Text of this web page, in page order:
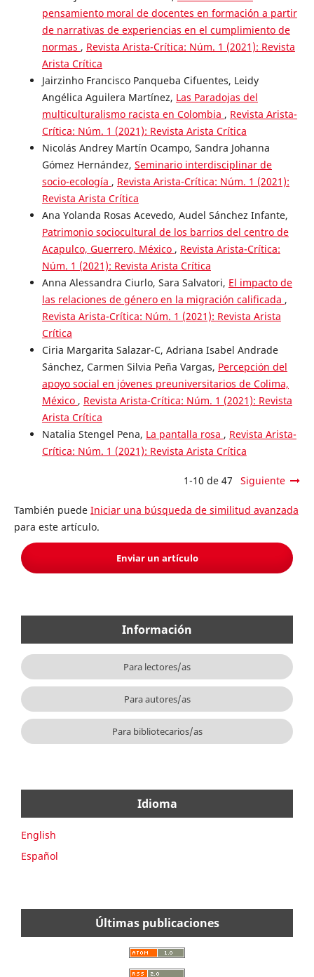
pensamiento moral de docentes en formación a partir
de narrativas de experiencias en el cumplimiento de
normas , Revista Arista-Crítica: Núm. 1 (2021): Revista
Arista Crítica
Jairzinho Francisco Panqueba Cifuentes, Leidy
Angélica Aguilera Martínez, Las Paradojas del
multiculturalismo racista en Colombia , Revista Arista-
Crítica: Núm. 1 (2021): Revista Arista Crítica
Nicolás Andrey Martín Ocampo, Sandra Johanna
Gómez Hernández, Seminario interdisciplinar de
socio-ecología , Revista Arista-Crítica: Núm. 1 (2021):
Revista Arista Crítica
Ana Yolanda Rosas Acevedo, Audel Sánchez Infante,
Patrimonio sociocultural de los barrios del centro de
Acapulco, Guerrero, México , Revista Arista-Crítica:
Núm. 1 (2021): Revista Arista Crítica
Anna Alessandra Ciurlo, Sara Salvatori, El impacto de
las relaciones de género en la migración calificada ,
Revista Arista-Crítica: Núm. 1 (2021): Revista Arista
Crítica
Ciria Margarita Salazar-C, Adriana Isabel Andrade
´Sánchez, Carmen Silvia Peña Vargas, Percepción del
apoyo social en jóvenes preuniversitarios de Colima,
México , Revista Arista-Crítica: Núm. 1 (2021): Revista
Arista Crítica
Natalia Stengel Pena, La pantalla rosa , Revista Arista-
Crítica: Núm. 1 (2021): Revista Arista Crítica
1-10 de 47 Siguiente
También puede Iniciar una búsqueda de similitud avanzada
para este artículo.
Enviar un artículo
Información
Para lectores/as
Para autores/as
Para bibliotecarios/as
Idioma
English
Español
Últimas publicaciones